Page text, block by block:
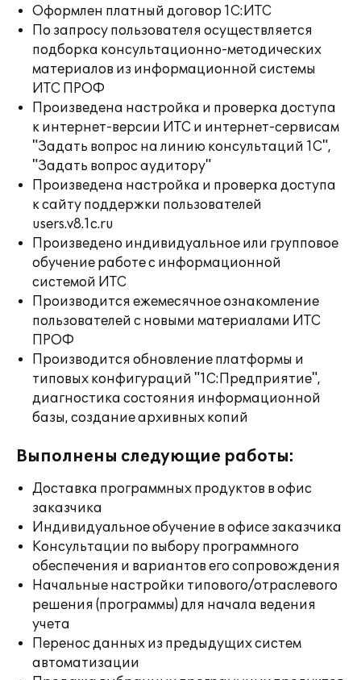
Оформлен платный договор 1С:ИТС
По запросу пользователя осуществляется
подборка консультационно-методических
материалов из информационной системы
ИТС ПРОФ
Произведена настройка и проверка доступа
к интернет-версии ИТС и интернет-сервисам
"Задать вопрос на линию консультаций 1С",
"Задать вопрос аудитору"
Произведена настройка и проверка доступа
к сайту поддержки пользователей
users.v8.1c.ru
Произведено индивидуальное или групповое
обучение работе с информационной
системой ИТС
Производится ежемесячное ознакомление
пользователей с новыми материалами ИТС
ПРОФ
Производится обновление платформы и
типовых конфигураций "1С:Предприятие",
диагностика состояния информационной
базы, создание архивных копий
Выполнены следующие работы:
Доставка программных продуктов в офис
заказчика
Индивидуальное обучение в офисе заказчика
Консультации по выбору программного
обеспечения и вариантов его сопровождения
Начальные настройки типового/отраслевого
решения (программы) для начала ведения
учета
Перенос данных из предыдущих систем
автоматизации